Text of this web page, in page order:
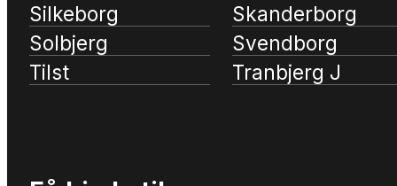
Silkeborg
Skanderborg
Solbjerg
Svendborg
Tilst
Tranbjerg J